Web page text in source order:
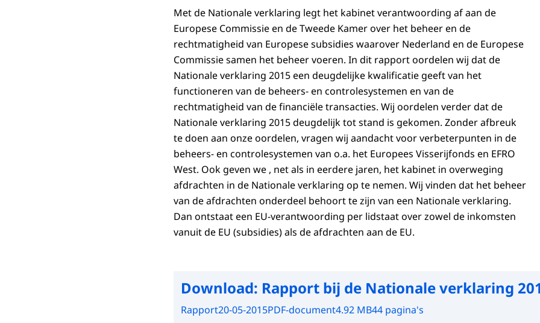
Met de Nationale verklaring legt het kabinet verantwoording af aan de
Europese Commissie en de Tweede Kamer over het beheer en de
rechtmatigheid van Europese subsidies waarover Nederland en de Europese
Commissie samen het beheer voeren. In dit rapport oordelen wij dat de
Nationale verklaring 2015 een deugdelijke kwalificatie geeft van het
functioneren van de beheers- en controlesystemen en van de
rechtmatigheid van de financiële transacties. Wij oordelen verder dat de
Nationale verklaring 2015 deugdelijk tot stand is gekomen. Zonder afbreuk
te doen aan onze oordelen, vragen wij aandacht voor verbeterpunten in de
beheers- en controlesystemen van o.a. het Europees Visserijfonds en EFRO
West. Ook geven we , net als in eerdere jaren, het kabinet in overweging
afdrachten in de Nationale verklaring op te nemen. Wij vinden dat het beheer
van de afdrachten onderdeel behoort te zijn van een Nationale verklaring.
Dan ontstaat een EU-verantwoording per lidstaat over zowel de inkomsten
vanuit de EU (subsidies) als de afdrachten aan de EU.
Download: Rapport bij de Nationale verklaring
Rapport20-05-2015PDF-document4.92 MB44 pagina's